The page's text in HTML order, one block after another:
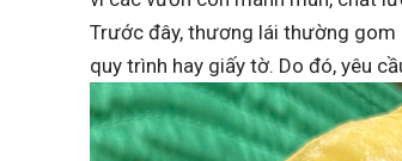
Trước đây, thương lái thường
quy trình hay giấy tờ. Do đó, yêu